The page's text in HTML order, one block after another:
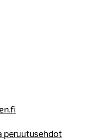
peruutusehdot